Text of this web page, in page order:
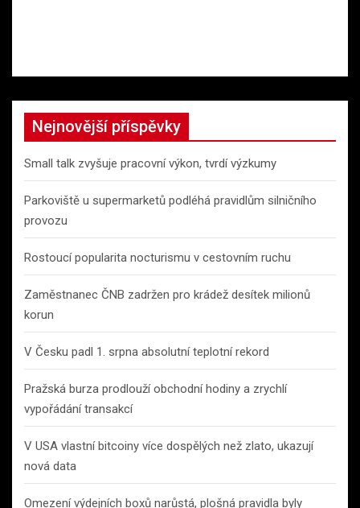
Nejnovější příspěvky
Small talk zvyšuje pracovní výkon, tvrdí výzkumy
Parkoviště u supermarketů podléhá pravidlům silničního
provozu
Rostoucí popularita nocturismu v cestovním ruchu
Zaměstnanec ČNB zadržen pro krádež desítek milionů
korun
V Česku padl 1. srpna absolutní teplotní rekord
Pražská burza prodlouží obchodní hodiny a zrychlí
vypořádání transakcí
V USA vlastní bitcoiny více dospělých než zlato, ukazují
nová data
Omezení výdejních boxů narůstá, plošná pravidla byly